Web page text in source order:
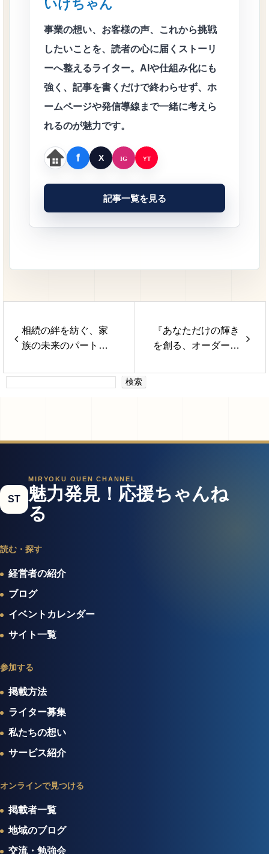
いけちゃん
事業の想い、お客様の声、これから挑戦
したいことを、読者の心に届くストーリ
ーへ整えるライター。AIや仕組み化にも
強く、記事を書くだけで終わらせず、ホ
ームページや発信導線まで一緒に考えら
れるのが魅力です。
記事一覧を見る
相続の絆を紡ぐ、家
族の未来のパートナ
『あなただけの輝き
を創る、オーダーメ
検索
ST
MIRYOKU OUEN CHANNEL
魅力発見！応援ちゃんね
る
読む・探す
経営者の紹介
ブログ
イベントカレンダー
サイト一覧
参加する
掲載方法
ライター募集
私たちの想い
サービス紹介
オンラインで見つける
掲載者一覧
地域のブログ
交流・勉強会